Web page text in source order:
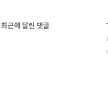
최근에 달린 댓글